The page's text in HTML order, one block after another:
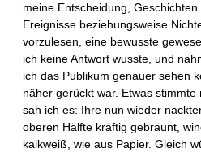
meine Entscheidung,
Ereignisse beziehungsweise
vorzulesen, eine bewusste
ich keine Antwort wusste, und
ich das Publikum genauer sehen
näher gerückt war. Etwas
sah ich es: Ihre nun wieder
oberen Hälfte kräftig gebräunt,
kalkweiß, wie aus Papier. Gleich